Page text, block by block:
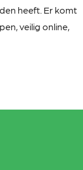
heeft. Er komt
veilig online,